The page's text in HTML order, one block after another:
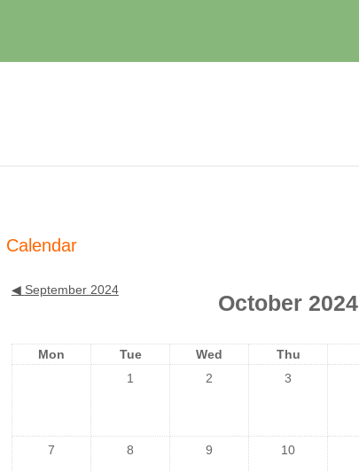
Calendar
◀︎ September 2024
October 2024
Mon Tue Wed Thu
1
2 3
7 8 9 10